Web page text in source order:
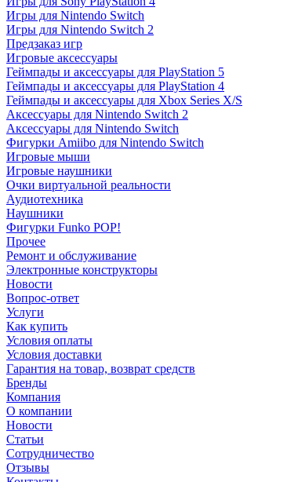
Игры для Nintendo Switch
Игры для Nintendo Switch 2
Предзаказ игр
Игровые аксессуары
Геймпады и аксессуары для PlayStation 5
Геймпады и аксессуары для PlayStation 4
Геймпады и аксессуары для Xbox Series X/S
Аксессуары для Nintendo Switch 2
Аксессуары для Nintendo Switch
Фигурки Amiibo для Nintendo Switch
Игровые мыши
Игровые наушники
Очки виртуальной реальности
Аудиотехника
Наушники
Фигурки Funko POP!
Прочее
Ремонт и обслуживание
Электронные конструкторы
Новости
Вопрос-ответ
Услуги
Как купить
Условия оплаты
Условия доставки
Гарантия на товар, возврат средств
Бренды
Компания
О компании
Новости
Статьи
Сотрудничество
Отзывы